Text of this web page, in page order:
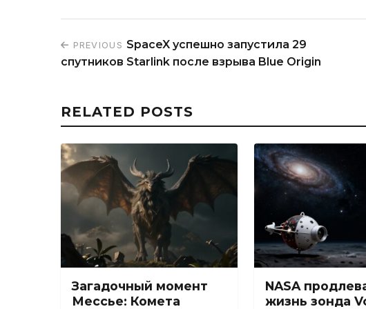
PREVIOUS SpaceX успешно запустила 29
спутников Starlink после взрыва Blue Origin
RELATED POSTS
Загадочный момент
Мессье: Комета
NASA
жизнь зонда